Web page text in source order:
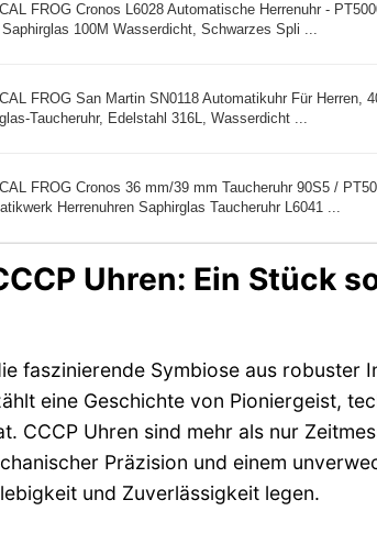
FROG Cronos L6028 Automatische Herrenuhr -
100M Wasserdicht, Schwarzes Spli ...
FROG San Martin SN0118 Automatikuhr Für Herren,
Taucheruhr, Edelstahl 316L, Wasserdicht ...
FROG Cronos 36 mm/39 mm Taucheruhr 90S5 /
Herrenuhren Saphirglas Taucheruhr L6041 ...
Uhren: Ein Stück
faszinierende Symbiose aus robuster
eine Geschichte von Pioniergeist,
CCCP Uhren sind mehr als nur
Präzision und einem
und Zuverlässigkeit legen.